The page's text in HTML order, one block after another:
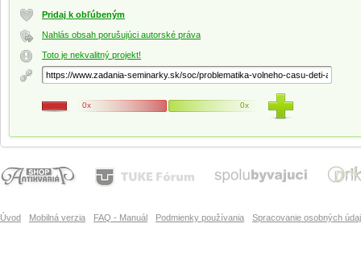
Pridaj k obľúbeným
Nahlás obsah porušujúci autorské práva
Toto je nekvalitný projekt!
0x 0x
Úvod Mobilná verzia FAQ - Manuál Podmienky používania Spracovanie osobných